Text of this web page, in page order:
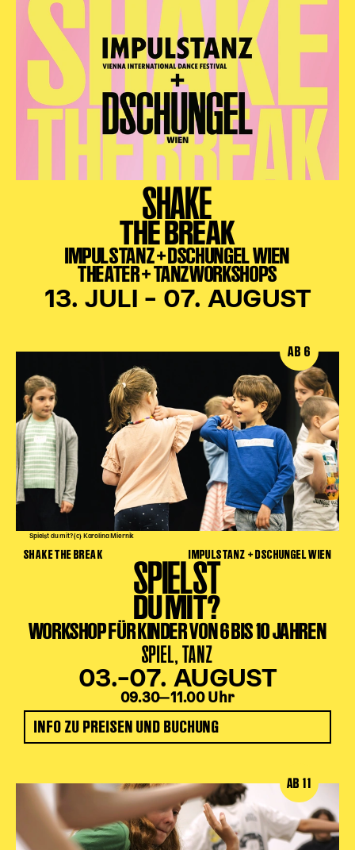
SHAKE
THE BREAK
IMPULSTANZ + DSCHUNGEL WIEN
THEATER + TANZWORKSHOPS
13. JULI – 07. AUGUST
Spielst du mit? (c) Karolina Miernik
AB 6
SHAKE THE BREAK IMPULSTANZ + DSCHUNGEL WIEN
SPIELST
DU MIT?
WORKSHOP FÜR KINDER VON 6 BIS 10 JAHREN
SPIEL, TANZ
03.–07. AUGUST
09.30‒11.00 Uhr
INFO ZU PREISEN UND BUCHUNG
AB 11